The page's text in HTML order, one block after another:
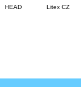
HEAD Litex CZ